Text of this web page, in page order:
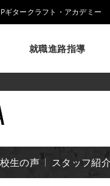
ギタークラフト・アカデミー
の特長
ンション
就職進路指導
介
スト
生の声 スタッフ紹